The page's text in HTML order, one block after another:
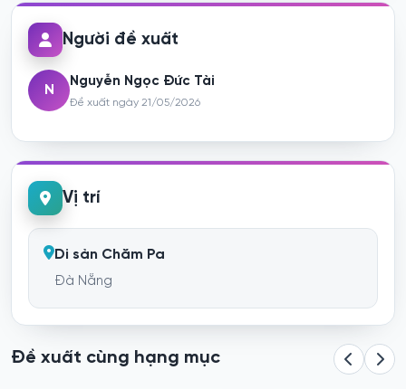
Người đề xuất
N
Nguyễn Ngọc Đức Tài
Đề xuất ngày 21/05/2026
Vị trí
Di sản Chăm Pa
Đà Nẵng
Đề xuất cùng hạng mục